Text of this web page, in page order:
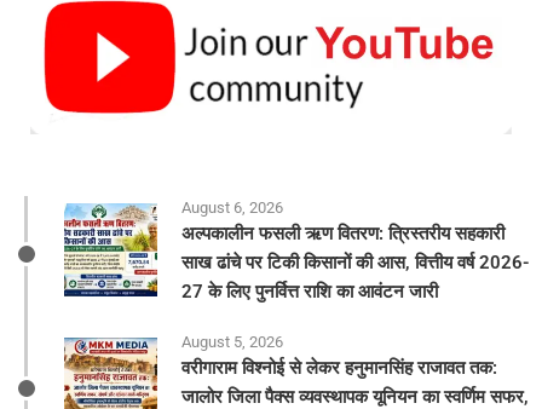
August 6, 2026
अल्पकालीन फसली ऋण वितरण: त्रिस्तरीय सहकारी
साख ढांचे पर टिकी किसानों की आस, वित्तीय वर्ष 2026-
27 के लिए पुनर्वित्त राशि का आवंटन जारी
August 5, 2026
वरीगाराम विश्नोई से लेकर हनुमानसिंह राजावत तक:
जालोर जिला पैक्स व्यवस्थापक यूनियन का स्वर्णिम सफर,